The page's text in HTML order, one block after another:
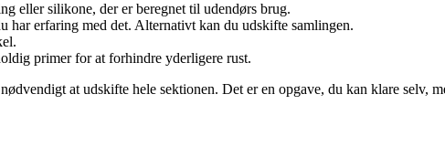
eller silikone, der er beregnet til udendørs brug.
har erfaring med det. Alternativt kan du udskifte samlingen.
primer for at forhindre yderligere rust.
at udskifte hele sektionen. Det er en opgave, du kan klare selv,